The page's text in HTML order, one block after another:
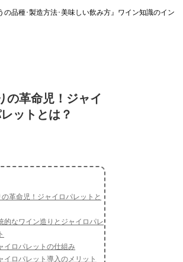
の品種･製造方法･美味しい飲み方』ワイン知識のイン
の革命児！ジャイ
ットとは？
革命児！ジャイロパレットと
的なワイン造りとジャイロパレ
イロパレットの仕組み
イロパレット導入のメリット